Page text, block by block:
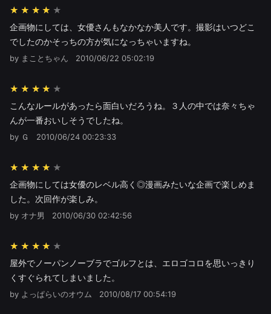
★★★★
企画物にしては、女優さんもなかなか美人です。撮影はいつどこ
でしたのかそっちの方が気になっちゃいますね。
by まことちゃん 2010/06/22 05:02:19
★★★★
こんなルールがあったら面白いだろうね。３人の中では奈々ちゃ
んが一番おいしそうでしたね。
by Ｇ 2010/06/24 00:23:33
★★★★
企画物にしては女優のレベル高く◎漫画みたいな企画で楽しめま
した。次回作が楽しみ。
by オナ男 2010/06/30 02:42:56
★★★★
屋外でノーパンノーブラでゴルフとは、エロゴコロを思いっきり
くすぐられてしまいました。
by よっぱらいのオウム 2010/08/17 00:54:19